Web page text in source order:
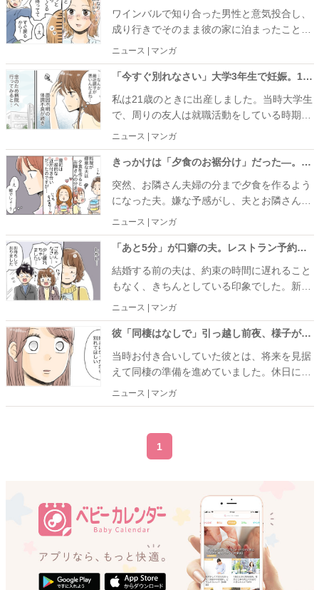
来事を振り返ってお話しします。
ワインバルで知り合った男性と意気投合し、
成り行きでそのまま彼の家に泊まったことが
あります。連絡先も交換しないまま翌朝を迎
えたのですが、そこで思いがけない出来事が
起こりました。
ニュース | マンガ
「今すぐ別れなさい」大学3年生で妊娠。10歳年上の彼との授かり婚を、両親は許してくれなくて
私は21歳のときに出産しました。当時大学生
で、周りの友人は就職活動をしている時期。
当然、周囲からは結婚も出産も反対されまし
たが、私は授かった命を幸せにすると決めた
のです。
ニュース | マンガ
きっかけは「夕食のお裾分け」だった―。夫と「お隣さん」夫婦の妻が、不倫していたなんて
突然、お隣さん夫婦の分まで夕食を作るよう
になった夫。嫌な予感がし、夫とお隣さんの
妻の関係を調べたところ、まさかの不倫関係
であることが発覚したのです。
ニュース | マンガ
「あと5分」が口癖の夫。レストラン予約日、ついに事件発生！限界を迎えた私が下した決断とは
結婚する前の夫は、約束の時間に遅れること
もなく、きちんとしている印象でした。新婚
生活が始まれば、自然と同じようなリズムで
暮らしていくものだと思っていたのです
が……。
ニュース | マンガ
彼「同棲はなしで」引っ越し前夜、様子がおかしい彼を問い詰めると…あまりにも残酷な真実が！
当時お付き合いしていた彼とは、将来を見据
えて同棲の準備を進めていました。休日には
新居の家具を一緒に選び、周囲にも「もうす
ぐ一緒に暮らす」と話していたため、私自身
のですが……。
ニュース | マンガ
1